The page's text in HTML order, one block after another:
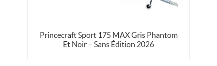
Princecraft Sport 175 MAX Gris Phantom
Et Noir – Sans Édition 2026